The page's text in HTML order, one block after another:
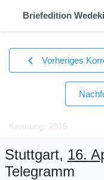
Briefedition
chevron_left Vorheriges
Kennung: 2915
Stuttgart, 16.
Telegramm